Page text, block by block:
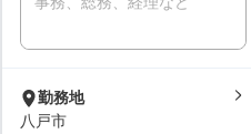
勤務地
八戸市